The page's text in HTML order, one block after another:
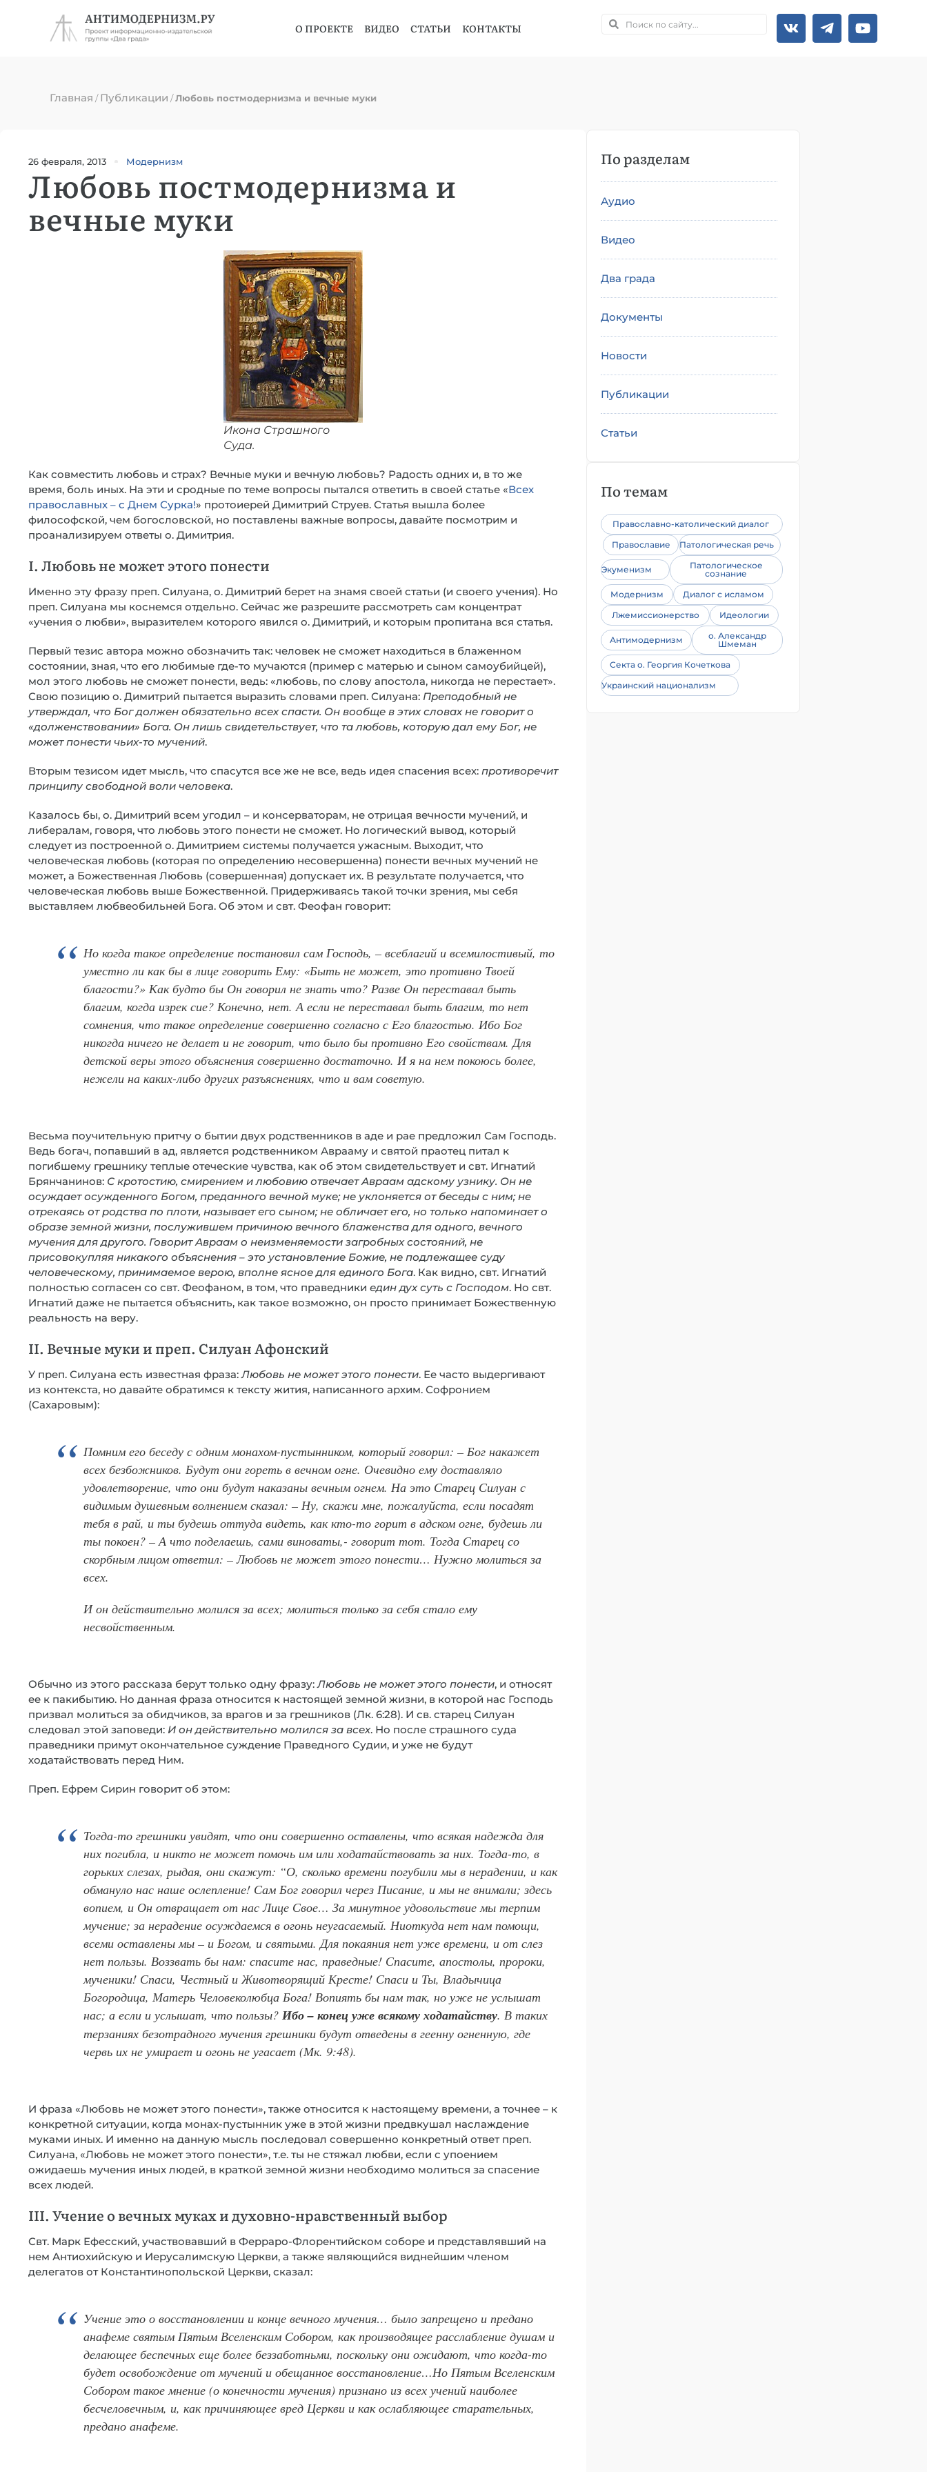
О ПРОЕКТЕ ВИДЕО СТАТЬИ КОНТАКТЫ
Главная /Публикации /Любовь постмодернизма и вечные муки
26 февраля, 2013 Модернизм
Любовь постмодернизма и
вечные муки
Икона Страшного
Суда.
Как совместить любовь и страх? Вечные муки и вечную любовь? Радость одних и, в то же
время, боль иных. На эти и сродные по теме вопросы пытался ответить в своей статье «Всех
православных – с Днем Сурка!» протоиерей Димитрий Струев. Статья вышла более
философской, чем богословской, но поставлены важные вопросы, давайте посмотрим и
проанализируем ответы о. Димитрия.
I. Любовь не может этого понести
Именно эту фразу преп. Силуана, о. Димитрий берет на знамя своей статьи (и своего учения). Но
преп. Силуана мы коснемся отдельно. Сейчас же разрешите рассмотреть сам концентрат
«учения о любви», выразителем которого явился о. Димитрий, и которым пропитана вся статья.
Первый тезис автора можно обозначить так: человек не сможет находиться в блаженном
состоянии, зная, что его любимые где-то мучаются (пример с матерью и сыном самоубийцей),
мол этого любовь не сможет понести, ведь: «любовь, по слову апостола, никогда не перестает».
Свою позицию о. Димитрий пытается выразить словами преп. Силуана: Преподобный не
утверждал, что Бог должен обязательно всех спасти. Он вообще в этих словах не говорит о
«долженствовании» Бога. Он лишь свидетельствует, что та любовь, которую дал ему Бог, не
может понести чьих-то мучений.
Вторым тезисом идет мысль, что спасутся все же не все, ведь идея спасения всех: противоречит
принципу свободной воли человека.
Казалось бы, о. Димитрий всем угодил – и консерваторам, не отрицая вечности мучений, и
либералам, говоря, что любовь этого понести не сможет. Но логический вывод, который
следует из построенной о. Димитрием системы получается ужасным. Выходит, что
человеческая любовь (которая по определению несовершенна) понести вечных мучений не
может, а Божественная Любовь (совершенная) допускает их. В результате получается, что
человеческая любовь выше Божественной. Придерживаясь такой точки зрения, мы себя
выставляем любвеобильней Бога. Об этом и свт. Феофан говорит:
Но когда такое определение постановил сам Господь, – всеблагий и всемилостивый, то
уместно ли как бы в лице говорить Ему: «Быть не может, это противно Твоей
благости?» Как будто бы Он говорил не знать что? Разве Он переставал быть
благим, когда изрек сие? Конечно, нет. А если не переставал быть благим, то нет
сомнения, что такое определение совершенно согласно с Его благостью. Ибо Бог
никогда ничего не делает и не говорит, что было бы противно Его свойствам. Для
детской веры этого объяснения совершенно достаточно. И я на нем покоюсь более,
нежели на каких-либо других разъяснениях, что и вам советую.
Весьма поучительную притчу о бытии двух родственников в аде и рае предложил Сам Господь.
Ведь богач, попавший в ад, является родственником Аврааму и святой праотец питал к
погибшему грешнику теплые отеческие чувства, как об этом свидетельствует и свт. Игнатий
Брянчанинов: С кротостию, смирением и любовию отвечает Авраам адскому узнику. Он не
осуждает осужденного Богом, преданного вечной муке; не уклоняется от беседы с ним; нe
отрекаясь от родства по плоти, называет его сыном; не обличает его, но только напоминает о
образе земной жизни, послужившем причиною вечного блаженства для одного, вечного
мучения для другого. Говорит Авраам о неизменяемости загробных состояний, не
присовокупляя никакого объяснения – это установление Божие, не подлежащее суду
человеческому, принимаемое верою, вполне ясное для единого Бога. Как видно, свт. Игнатий
полностью согласен со свт. Феофаном, в том, что праведники един дух суть с Господом. Но свт.
Игнатий даже не пытается объяснить, как такое возможно, он просто принимает Божественную
реальность на веру.
II. Вечные муки и преп. Силуан Афонский
У преп. Силуана есть известная фраза:Любовь не может этого понести. Ее часто выдергивают
из контекста, но давайте обратимся к тексту жития, написанного архим. Софронием
(Сахаровым):
Помним его беседу с одним монахом-пустынником, который говорил: – Бог накажет
всех безбожников. Будут они гореть в вечном огне. Очевидно ему доставляло
удовлетворение, что они будут наказаны вечным огнем. На это Старец Силуан с
видимым душевным волнением сказал: – Ну, скажи мне, пожалуйста, если посадят
тебя в рай, и ты будешь оттуда видеть, как кто-то горит в адском огне, будешь ли
ты покоен? – А что поделаешь, сами виноваты,- говорит тот. Тогда Старец со
скорбным лицом ответил: – Любовь не может этого понести… Нужно молиться за
всех.
И он действительно молился за всех; молиться только за себя стало ему
несвойственным.
Обычно из этого рассказа берут только одну фразу:Любовь не может этого понести, и относят
ее к пакибытию. Но данная фраза относится к настоящей земной жизни, в которой нас Господь
призвал молиться за обидчиков, за врагов и за грешников (Лк. 6:28). И св. старец Силуан
следовал этой заповеди: И он действительно молился за всех. Но после страшного суда
праведники примут окончательное суждение Праведного Судии, и уже не будут
ходатайствовать перед Ним.
Преп. Ефрем Сирин говорит об этом:
Тогда-то грешники увидят, что они совершенно оставлены, что всякая надежда для
них погибла, и никто не может помочь им или ходатайствовать за них. Тогда-то, в
горьких слезах, рыдая, они скажут: “О, сколько времени погубили мы в нерадении, и как
обмануло нас наше ослепление! Сам Бог говорил через Писание, и мы не внимали; здесь
вопием, и Он отвращает от нас Лице Свое… За минутное удовольствие мы терпим
мучение; за нерадение осуждаемся в огонь неугасаемый. Ниоткуда нет нам помощи,
всеми оставлены мы – и Богом, и святыми. Для покаяния нет уже времени, и от слез
нет пользы. Воззвать бы нам: спасите нас, праведные! Спасите, апостолы, пророки,
мученики! Спаси, Честный и Животворящий Кресте! Спаси и Ты, Владычица
Богородица, Матерь Человеколюбца Бога! Вопиять бы нам так, но уже не услышат
нас; а если и услышат, что пользы? Ибо – конец уже всякому ходатайству. В таких
терзаниях безотрадного мучения грешники будут отведены в геенну огненную, где
червь их не умирает и огонь не угасает (Мк. 9:48).
И фраза «Любовь не может этого понести», также относится к настоящему времени, а точнее – к
конкретной ситуации, когда монах-пустынник уже в этой жизни предвкушал наслаждение
муками иных. И именно на данную мысль последовал совершенно конкретный ответ преп.
Силуана, «Любовь не может этого понести», т.е. ты не стяжал любви, если с упоением
ожидаешь мучения иных людей, в краткой земной жизни необходимо молиться за спасение
всех людей.
III. Учение о вечных муках и духовно-нравственный выбор
Свт. Марк Ефесский, участвовавший в Ферраро-Флорентийском соборе и представлявший на
нем Антиохийскую и Иерусалимскую Церкви, а также являющийся виднейшим членом
делегатов от Константинопольской Церкви, сказал:
Учение это о восстановлении и конце вечного мучения… было запрещено и предано
анафеме святым Пятым Вселенским Собором, как производящее расслабление душам и
делающее беспечных еще более беззаботньми, поскольку они ожидают, что когда-то
будет освобождение от мучений и обещанное восстановление…Но Пятым Вселенским
Собором такое мнение (о конечности мучения) признано из всех учений наиболее
бесчеловечным, и, как причиняющее вред Церкви и как ослабляющее старательных,
предано анафеме.
По разделам
Аудио
Видео
Два града
Документы
Новости
Публикации
Статьи
По темам
Православно-католический диалог
Православие
Патологическая речь
Экуменизм
Патологическое
сознание
Модернизм
Диалог с исламом
Лжемиссионерство
Идеологии
Антимодернизм
о. Александр
Шмеман
Секта о. Георгия Кочеткова
Украинский национализм